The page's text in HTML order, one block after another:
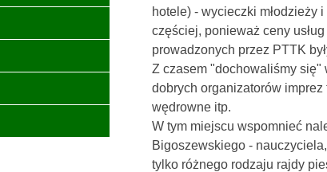
hotele) - wycieczki młodzieży
częściej, ponieważ ceny
prowadzonych przez PTTK
Z czasem "dochowaliśmy się"
dobrych organizatorów
wędrowne itp.
W tym miejscu wspomnieć
Bigoszewskiego -
tylko różnego rodzaju rajdy